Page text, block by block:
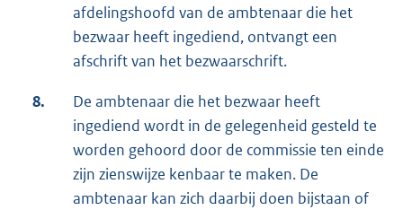
afdelingshoofd van de ambtenaar die het
bezwaar heeft ingediend, ontvangt een
afschrift van het bezwaarschrift.
8.
De ambtenaar die het bezwaar heeft
ingediend wordt in de gelegenheid gesteld te
worden gehoord door de commissie ten einde
zijn zienswijze kenbaar te maken. De
ambtenaar kan zich daarbij doen bijstaan of